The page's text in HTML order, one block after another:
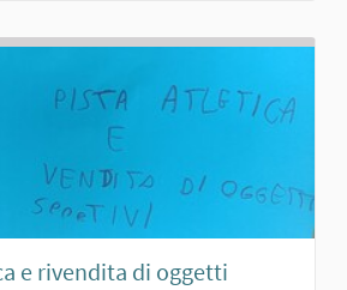
e rivendita di oggetti